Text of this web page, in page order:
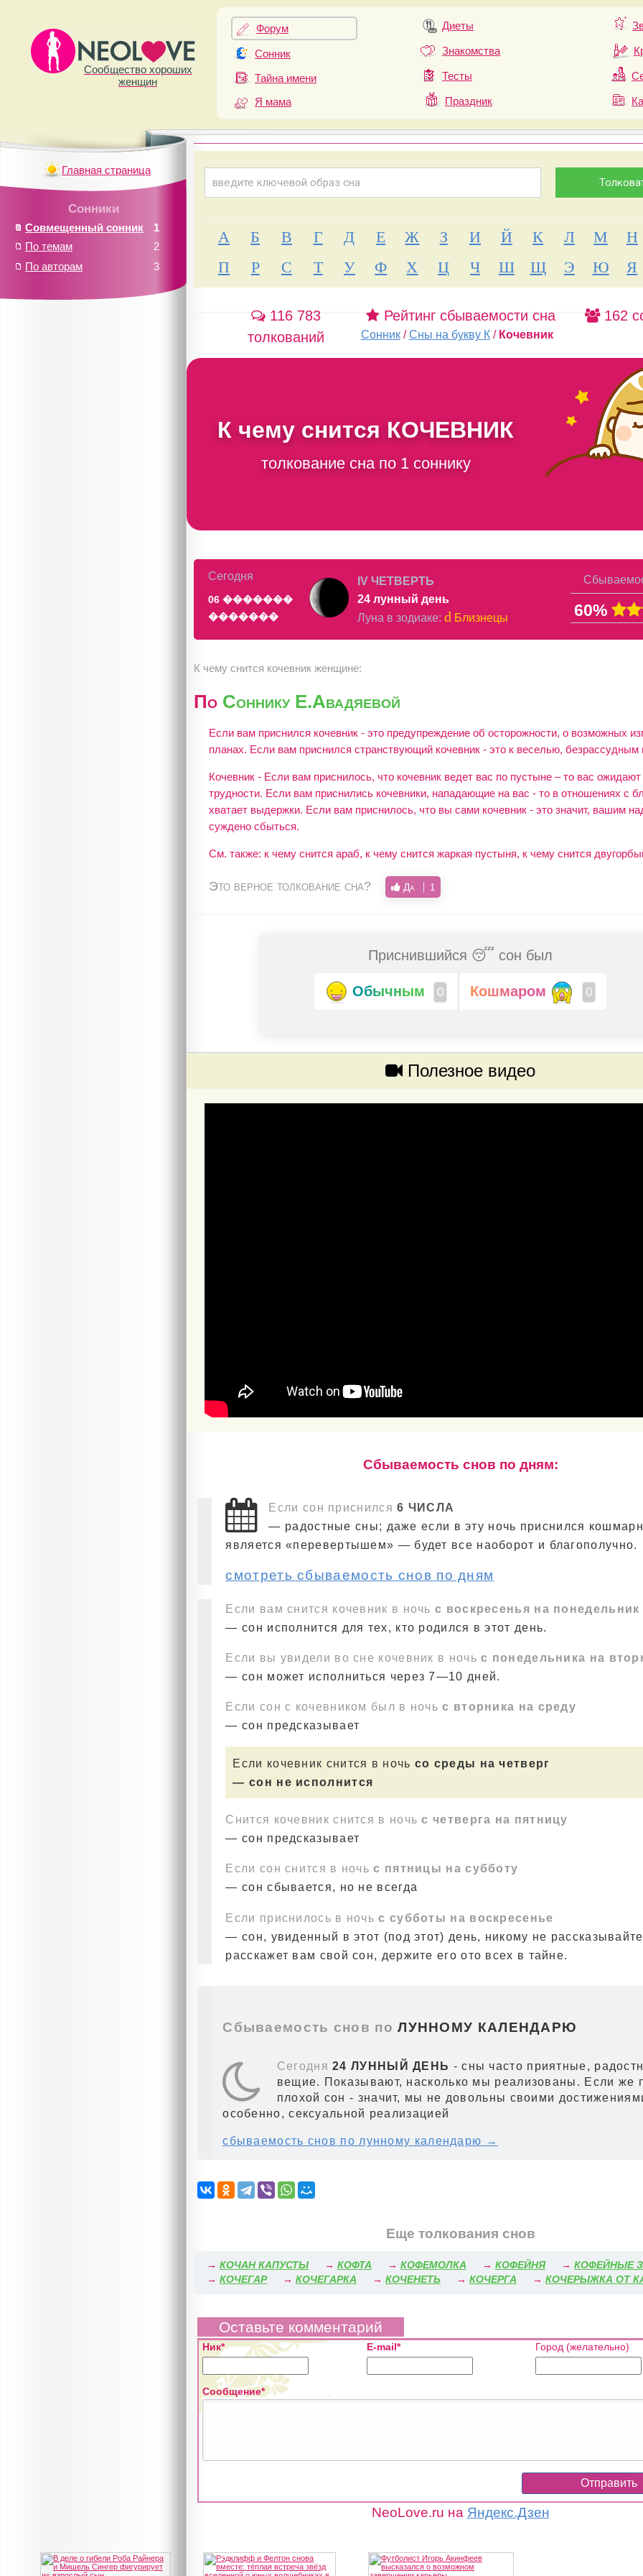
Сообщество хороших
женщин
Форум
Сонник
Тайна имени
Я мама
Диеты
Знакомства
Тесты
Праздник
А Б В Г Д Е Ж З И Й К Л М
Н
П
Р С Т У Ф Х Ц Ч Ш Щ Э Ю Я
116 783
толкований
Рейтинг сбываемости сна 162
Сонник /Сны на букву К / Кочевник
К чему снится КОЧЕВНИК
толкование сна по 1 соннику
Сегодня
06 �������
�������
IV ЧЕТВЕРТЬ
24 лунный день
Луна в зодиаке: d Близнецы 60%
К чему снится кочевник женщине:
По Соннику Е.Авадяевой
Если вам приснился кочевник - это предупреждение об осторожности, о возможных
планах. Если вам приснился странствующий кочевник - это к веселью, безрассудным
Кочевник - Если вам приснилось, что кочевник ведет вас по пустыне – то вас
трудности. Если вам приснились кочевники, нападающие на вас - то в отношениях с
хватает выдержки. Если вам приснилось, что вы сами кочевник - это значит, вашим
суждено сбыться.
См. также: к чему снится араб, к чему снится жаркая пустыня, к чему снится
Это верное толкование сна? Да 1
Приснившийся 😴 сон был
Обычным 0 Кошмаром 0
Полезное видео
Cбываемость снов по дням:
Если сон приснился 6 ЧИСЛА
— радостные сны; даже если в эту ночь приснился
является «перевертышем» — будет все наоборот и благополучно.
смотреть сбываемость снов по дням
Если вам снится кочевник в ночьс воскресенья на понедельник
— сон исполнится для тех, кто родился в этот день.
Если вы увидели во сне кочевник в ночьс понедельника на
— сон может исполниться через 7—10 дней.
Если сон с кочевником был в ночьс вторника на среду
— сон предсказывает
Если кочевник снится в ночь со среды на четверг
— сон не исполнится
Снится кочевник снится в ночьс четверга на пятницу
— сон предсказывает
Если сон снится в ночьс пятницы на субботу
— сон сбывается, но не всегда
Если приснилось в ночьс субботы на воскресенье
— сон, увиденный в этот (под этот) день, никому не
расскажет вам свой сон, держите его ото всех в тайне.
Сбываемость снов по ЛУННОМУ КАЛЕНДАРЮ
Сегодня 24 ЛУННЫЙ ДЕНЬ - сны часто приятные,
вещие. Показывают, насколько мы реализованы. Если же
плохой сон - значит, мы не довольны своими
особенно, сексуальной реализацией
сбываемость снов по лунному календарю →
Еще толкования снов
→ КОЧАН КАПУСТЫ → КОФТА → КОФЕМОЛКА → КОФЕЙНЯ → КОФЕЙНЫЕ
→ КОЧЕГАР → КОЧЕГАРКА → КОЧЕНЕТЬ → КОЧЕРГА → КОЧЕРЫЖКА ОТ
Оставьте комментарий
Ник* E-mail* Город (желательно)
Сообщение*
NeoLove.ru на Яндекс.Дзен
Главная страница
Сонники
1
Совмещенный сонник
2
По темам
3
По авторам